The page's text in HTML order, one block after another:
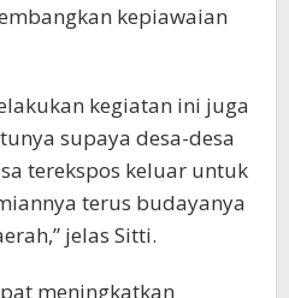
kepiawaian
kegiatan ini juga
supaya desa-desa
terekspos keluar untuk
terus budayanya
jelas Sitti.
meningkatkan